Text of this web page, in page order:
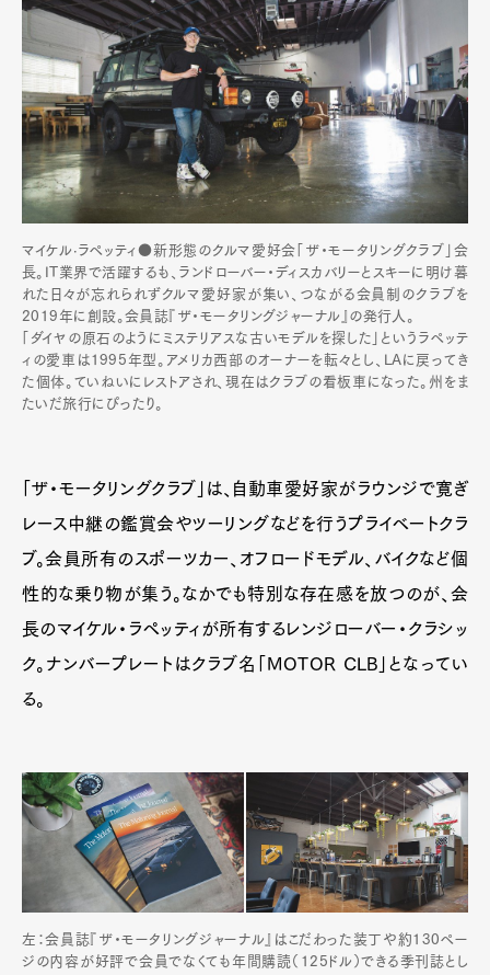
マイケル·ラペッティ●新形態のクルマ愛好会「ザ・モータリングクラブ」会
長。IT業界で活躍するも、ランドローバー・ディスカバリーとスキーに明け暮
れた日々が忘れられずクルマ愛好家が集い、つながる会員制のクラブを
2019年に創設。会員誌『ザ・モータリングジャーナル』の発行人。
「ダイヤの原石のようにミステリアスな古いモデルを探した」というラペッテ
ィの愛車は1995年型。アメリカ西部のオーナーを転々とし、LAに戻ってき
た個体。ていねいにレストアされ、現在はクラブの看板車になった。州をま
たいだ旅行にぴったり。
「ザ・モータリングクラブ」は、自動車愛好家がラウンジで寛ぎ
レース中継の鑑賞会やツーリングなどを行うプライベートクラ
ブ。会員所有のスポーツカー、オフロードモデル、バイクなど個
性的な乗り物が集う。なかでも特別な存在感を放つのが、会
長のマイケル・ラペッティが所有するレンジローバー・クラシッ
ク。ナンバープレートはクラブ名「MOTOR CLB」となってい
る。
左：会員誌『ザ・モータリングジャーナル』はこだわった装丁や約130ペー
ジの内容が好評で会員でなくても年間購読（125ドル）できる季刊誌とし